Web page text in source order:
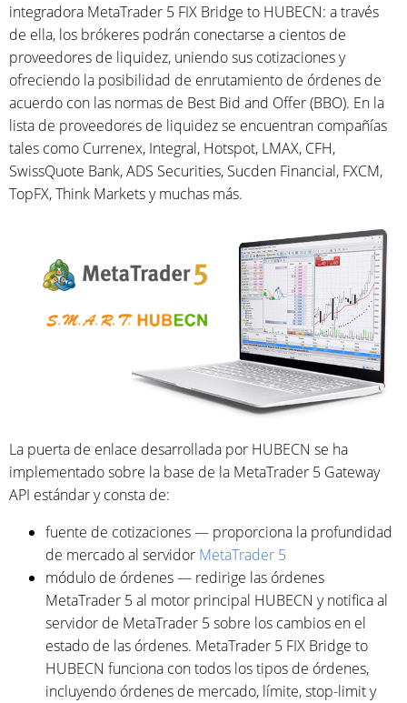
integradora MetaTrader 5 FIX Bridge to HUBECN: a través
de ella, los brókeres podrán conectarse a cientos de
proveedores de liquidez, uniendo sus cotizaciones y
ofreciendo la posibilidad de enrutamiento de órdenes de
acuerdo con las normas de Best Bid and Offer (BBO). En la
lista de proveedores de liquidez se encuentran compañías
tales como Currenex, Integral, Hotspot, LMAX, CFH,
SwissQuote Bank, ADS Securities, Sucden Financial, FXCM,
TopFX, Think Markets y muchas más.
La puerta de enlace desarrollada por HUBECN se ha
implementado sobre la base de la MetaTrader 5 Gateway
API estándar y consta de:
fuente de cotizaciones — proporciona la profundidad
de mercado al servidor MetaTrader 5
módulo de órdenes — redirige las órdenes
MetaTrader 5 al motor principal HUBECN y notifica al
servidor de MetaTrader 5 sobre los cambios en el
estado de las órdenes. MetaTrader 5 FIX Bridge to
HUBECN funciona con todos los tipos de órdenes,
incluyendo órdenes de mercado, límite, stop-limit y